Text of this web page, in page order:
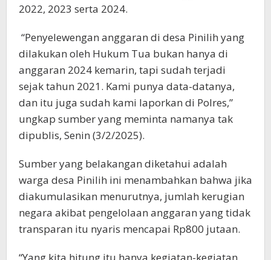
2022, 2023 serta 2024.
“Penyelewengan anggaran di desa Pinilih yang
dilakukan oleh Hukum Tua bukan hanya di
anggaran 2024 kemarin, tapi sudah terjadi
sejak tahun 2021. Kami punya data-datanya,
dan itu juga sudah kami laporkan di Polres,”
ungkap sumber yang meminta namanya tak
dipublis, Senin (3/2/2025).
Sumber yang belakangan diketahui adalah
warga desa Pinilih ini menambahkan bahwa jika
diakumulasikan menurutnya, jumlah kerugian
negara akibat pengelolaan anggaran yang tidak
transparan itu nyaris mencapai Rp800 jutaan.
“Yang kita hitung itu hanya kegiatan-kegiatan